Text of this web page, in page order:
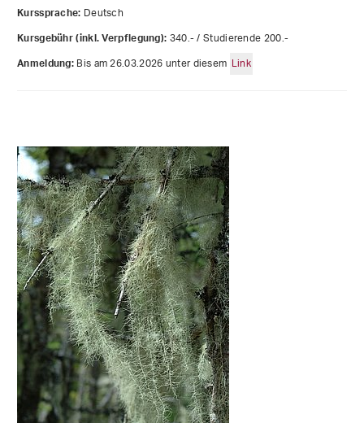
Kurssprache: Deutsch
Kursgebühr (inkl. Verpflegung):340.- / Studierende 200.-
Anmeldung:Bis am 26.03.2026 unter diesem Link